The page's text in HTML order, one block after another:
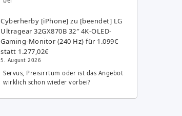
Cyberherby [iPhone] zu [beendet] LG
Ultragear 32GX870B 32″ 4K-OLED-
Gaming-Monitor (240 Hz) für 1.099€
statt 1.277,02€
5. August 2026
Servus, Preisirrtum oder ist das Angebot
wirklich schon wieder vorbei?